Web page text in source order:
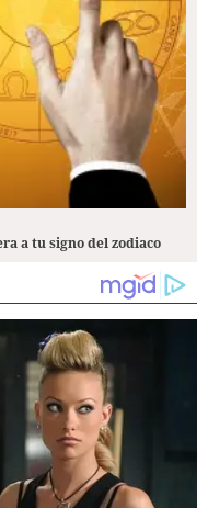
a tu signo del zodiaco